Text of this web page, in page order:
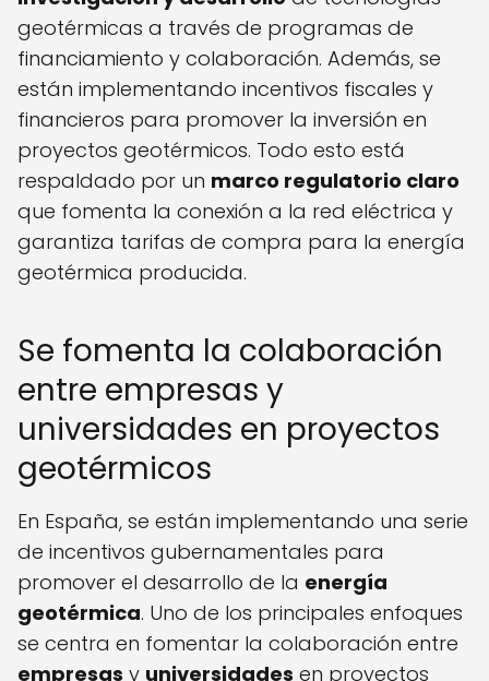
geotérmicas a través de programas de
financiamiento y colaboración. Además, se
están implementando incentivos fiscales y
financieros para promover la inversión en
proyectos geotérmicos. Todo esto está
respaldado por un marco regulatorio claro
que fomenta la conexión a la red eléctrica y
garantiza tarifas de compra para la energía
geotérmica producida.
Se fomenta la colaboración
entre empresas y
universidades en proyectos
geotérmicos
En España, se están implementando una serie
de incentivos gubernamentales para
promover el desarrollo de la energía
geotérmica. Uno de los principales enfoques
se centra en fomentar la colaboración entre
empresas y universidades en proyectos